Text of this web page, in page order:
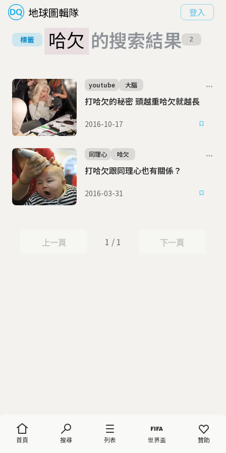
地球圖輯隊 登入
首頁 搜尋 列表 世界盃 贊助
標籤 哈欠 的搜索結果 2
打哈欠的秘密 頭越重哈欠就越長
youtube 大腦
2016-10-17
打哈欠跟同理心也有關係？
同理心 哈欠
2016-03-31
上一頁
上一頁 1 / 1 下一頁
下一頁